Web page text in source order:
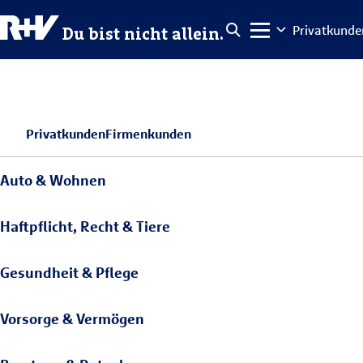
Du bist nicht allein.
PrivatkundenFirmenkunden
Auto & Wohnen
Haftpflicht, Recht & Tiere
Gesundheit & Pflege
Vorsorge & Vermögen